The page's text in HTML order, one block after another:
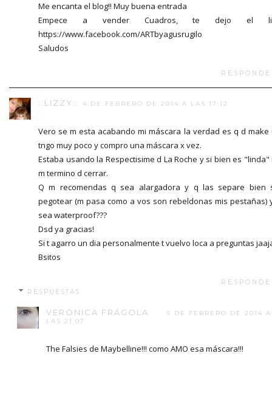
Me encanta el blog!! Muy buena entrada
Empece a vender Cuadros, te dejo el
https://www.facebook.com/ARTbyagusrugilo
Saludos
::LIZZY:: 4 DE FEBRERO DE 2014 A LAS 17:12
Vero se m esta acabando mi máscara la verdad es q d make
tngo muy poco y compro una máscara x vez.
Estaba usando la Respectisime d La Roche y si bien es "linda"
m termino d cerrar.
Q m recomendas q sea alargadora y q las separe bien
pegotear (m pasa como a vos son rebeldonas mis pestañas)
sea waterproof???
Dsd ya gracias!
Si t agarro un dia personalmente t vuelvo loca a preguntas
Bsitos
RESPUESTAS
VERÓNICA FRÁGOLA
5 DE FEBRERO DE 2014 A
LAS 21:07
The Falsies de Maybelline!!! como AMO esa máscara!!!